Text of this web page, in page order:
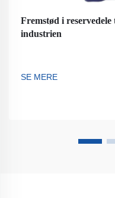
Fremstød i
industrien
SE MERE